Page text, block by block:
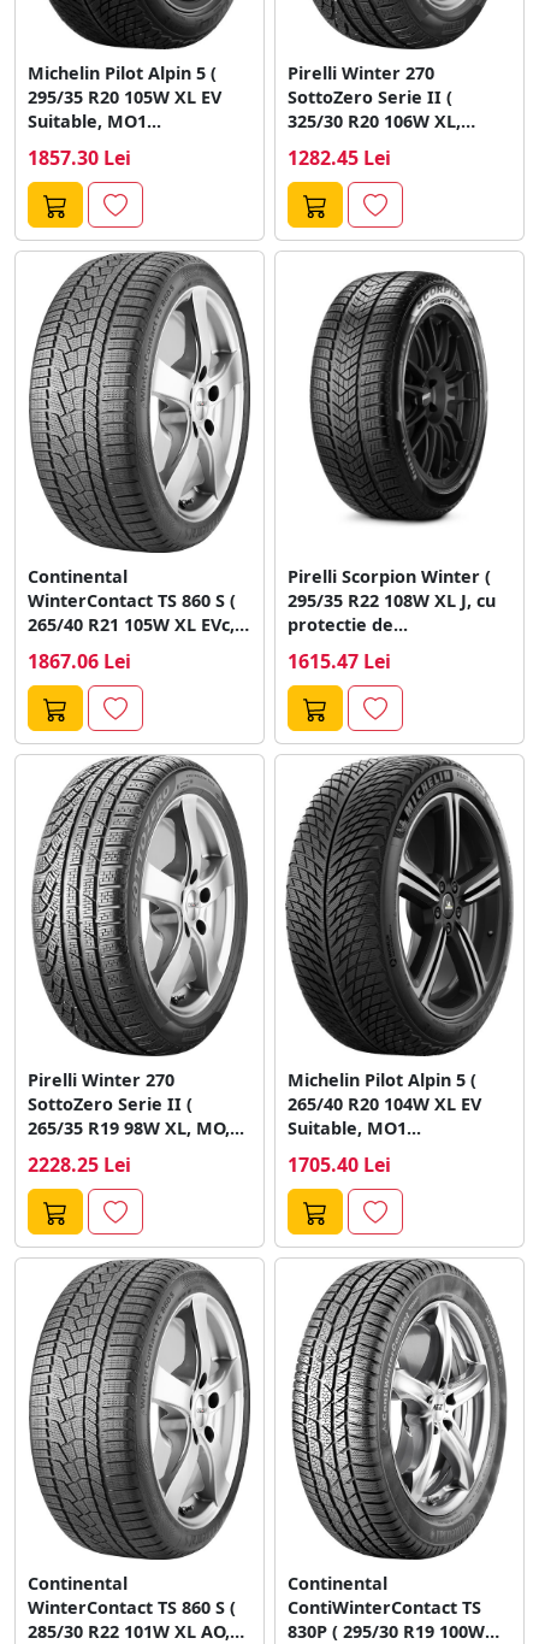
Michelin Pilot Alpin 5 (
295/35 R20 105W XL EV
Suitable, MO1...
1857.30 Lei
Pirelli Winter 270
SottoZero Serie II (
325/30 R20 106W XL,
1282.45 Lei
Continental
WinterContact TS 860 S (
265/40 R21 105W XL EVc,
1867.06 Lei
Pirelli Scorpion Winter (
295/35 R22 108W XL J, cu
protectie de...
1615.47 Lei
Pirelli Winter 270
SottoZero Serie II (
265/35 R19 98W XL, MO,...
2228.25 Lei
Michelin Pilot Alpin 5 (
265/40 R20 104W XL EV
Suitable, MO1...
1705.40 Lei
Continental
WinterContact TS 860 S (
285/30 R22 101W XL AO,
Continental
ContiWinterContact TS
830P ( 295/30 R19 100W